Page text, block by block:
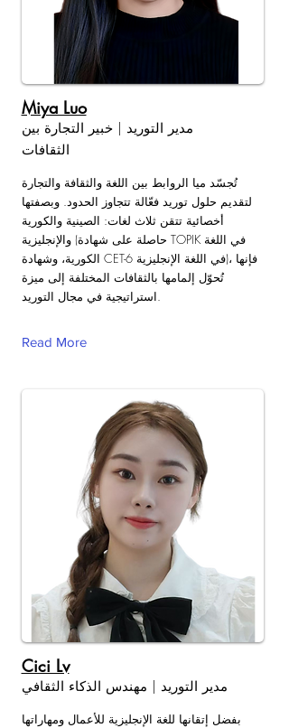
Miya Luo
مدير التوريد | خبير التجارة بين
الثقافات
تُجسّد ميا الروابط بين اللغة والثقافة والتجارة
لتقديم حلول توريد فعّالة تتجاوز الحدود. وبصفتها
أخصائية تتقن ثلاث لغات: الصينية والكورية
والإنجليزية (حاصلة على شهادة TOPIK في اللغة
الكورية، وشهادة CET-6 في اللغة الإنجليزية)، فإنها
تُحوّل إلمامها بالثقافات المختلفة إلى ميزة
استراتيجية في مجال التوريد.
Read More
Cici Lv
مدير التوريد | مهندس الذكاء الثقافي
بفضل إتقانها للغة الإنجليزية للأعمال ومهاراتها